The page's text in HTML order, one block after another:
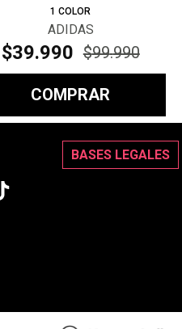
1 COLOR
ADIDAS
$39.990 $99.990
COMPRAR
BASES LEGALES